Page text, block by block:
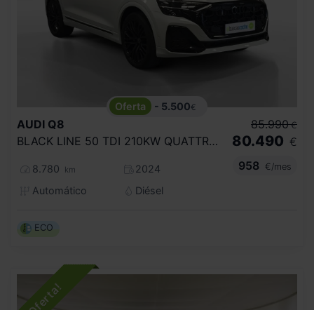
- 5.500€
AUDI Q8
BLACK LINE 50 TDI 210KW QUATTRO TIPTRON
8.780 km
2024
Automático
Diésel
85.990 €
80.490 €
958
€/mes
ECO